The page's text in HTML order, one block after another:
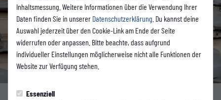
Inhaltsmessung. Weitere Informationen über die Verwendung Ihrer
Daten finden Sie in unserer Datenschutzerklärung . Du kannst deine
Auswahl jederzeit über den Cookie-Link am Ende der Seite
widerrufen oder anpassen. Bitte beachte, dass aufgrund
individueller Einstellungen möglicherweise nicht alle Funktionen der
Website zur Verfügung stehen.
Essenziell